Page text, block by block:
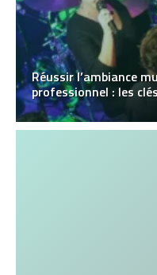
Réussir l’ambiance
professionnel : les